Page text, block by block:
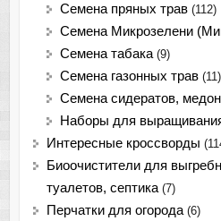
Семена пряных трав (112)
Семена Микрозелени
Семена табака (9)
Семена газонных трав (11)
Семена сидератов,
Наборы для
Интересные кроссворды
Биоочистители для
туалетов, септика (7)
Перчатки для огорода (6)